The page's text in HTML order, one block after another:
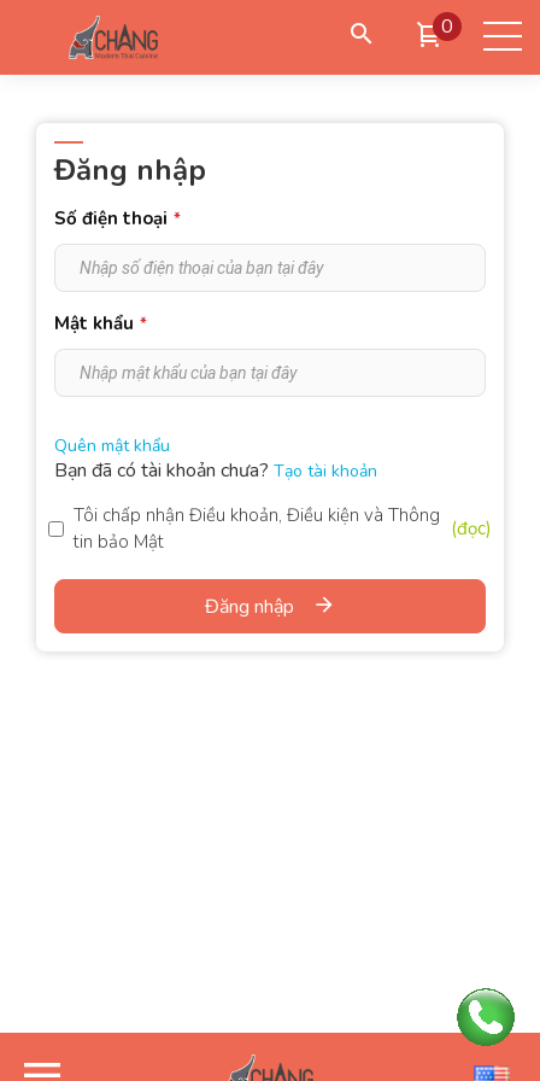
0
Đặt giao hàng
Đăng nhập/Tạo tài khoản
Đăng nhập
Số điện thoại *
Mật khẩu *
Quên mật khẩu
Bạn đã có tài khoản chưa? Tạo tài khoản
Tôi chấp nhận Điều khoản, Điều kiện và Thông
tin bảo Mật
(đọc)
Đăng nhập